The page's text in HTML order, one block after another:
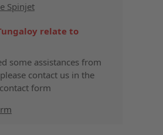
Spinjet
relate to
some assistances from
contact us in the
form